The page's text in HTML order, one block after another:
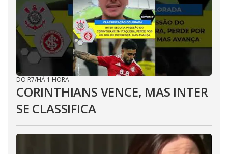
DO R7/HÁ 1 HORA
CORINTHIANS VENCE, MAS INTER
SE CLASSIFICA